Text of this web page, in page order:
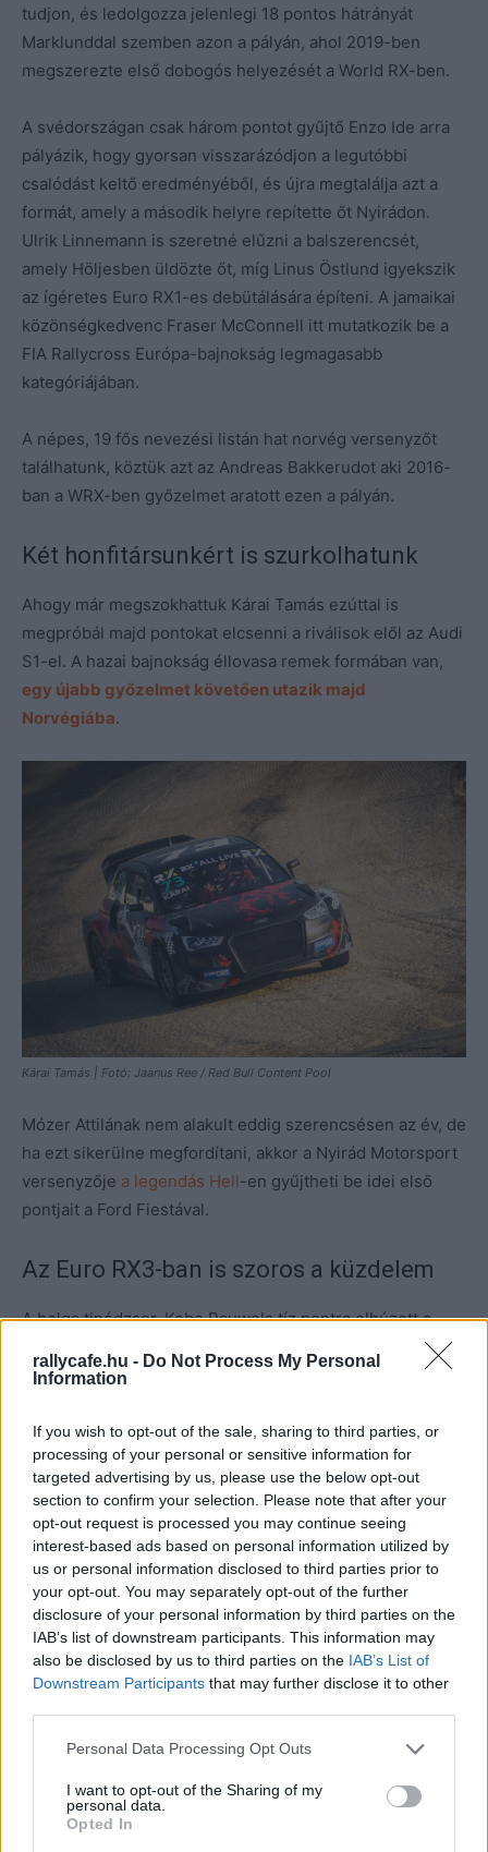
rallycafe.hu - Do Not Process My Personal
Information
If you wish to opt-out of the sale, sharing to third parties, or
processing of your personal or sensitive information for
targeted advertising by us, please use the below opt-out
section to confirm your selection. Please note that after your
opt-out request is processed you may continue seeing
interest-based ads based on personal information utilized by
us or personal information disclosed to third parties prior to
your opt-out. You may separately opt-out of the further
disclosure of your personal information by third parties on the
IAB’s list of downstream participants. This information may
also be disclosed by us to third parties on the IAB’s List of
Downstream Participants that may further disclose it to other
Please note that this website/app uses one or more Google
not limited to your visit or usage behaviour. You may click to
grant or deny consent to Google and its third-party tags to
use your data for below specified purposes in below Google
Personal Data Processing Opt Outs
I want to opt-out of the Sharing of my
personal data.
Opted In
tudjon, és ledolgozza jelenlegi 18 pontos hátrányát
Marklunddal szemben azon a pályán, ahol 2019-ben
megszerezte első dobogós helyezését a World RX-ben.
A svédországan csak három pontot gyűjtő Enzo Ide arra
pályázik, hogy gyorsan visszarázódjon a legutóbbi
csalódást keltő eredményéből, és újra megtalálja azt a
formát, amely a második helyre repítette őt Nyirádon.
Ulrik Linnemann is szeretné elűzni a balszerencsét,
amely Höljesben üldözte őt, míg Linus Östlund igyekszik
az ígéretes Euro RX1-es debütálására építeni. A jamaikai
közönségkedvenc Fraser McConnell itt mutatkozik be a
FIA Rallycross Európa-bajnokság legmagasabb
kategóriájában.
A népes, 19 fős nevezési listán hat norvég versenyzőt
találhatunk, köztük azt az Andreas Bakkerudot aki 2016-
ban a WRX-ben győzelmet aratott ezen a pályán.
Két honfitársunkért is szurkolhatunk
Ahogy már megszokhattuk Kárai Tamás ezúttal is
megpróbál majd pontokat elcsenni a riválisok elől az Audi
S1-el. A hazai bajnokság éllovasa remek formában van,
egy újabb győzelmet követően utazik majd
Norvégiába.
Kárai Tamás | Fotó: Jaanus Ree / Red Bull Content Pool
Mózer Attilának nem alakult eddig szerencsésen az év, de
ha ezt sikerülne megfordítani, akkor a Nyirád Motorsport
versenyzője a legendás Hell-en gyűjtheti be idei első
pontjait a Ford Fiestával.
Az Euro RX3-ban is szoros a küzdelem
A belga tinédzser, Kobe Pauwels tíz pontra elhúzott a
köszönhetően az egymást követő második dobogós
kihívója most João Ribeiro, aki az első két forduló
mindegyikén harmadik lett.
A Rallycross Eb harmadik versenyének nevezési listája
az EURO RX1 kategóriában:
2
Oliver
O’DONOVA
N
IR
L
Oliver O’Donovan
IR
L
Proton
Iriz
Jānis
S*
L
A
S
Peugeot
David
NORDGAA
N
O
Ford